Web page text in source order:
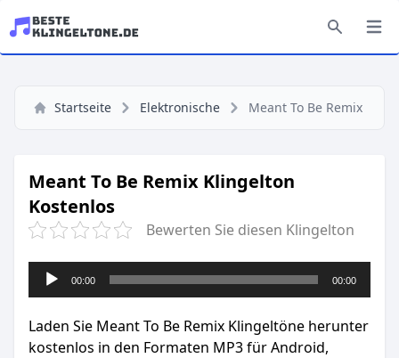
Startseite Elektronische Meant To Be Remix
Meant To Be Remix Klingelton
Kostenlos
Bewerten Sie diesen Klingelton
Audio-
Player
00:00 00:00
Laden Sie Meant To Be Remix Klingeltöne herunter
kostenlos in den Formaten MP3 für Android,